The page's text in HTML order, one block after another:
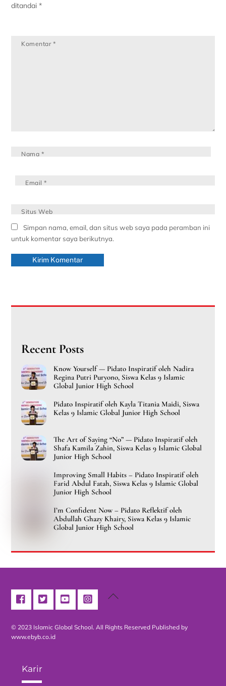
ditandai*
Komentar *
Nama *
Email*
Situs Web
Simpan nama, email, dan situs web saya pada peramban ini
untuk komentar saya berikutnya.
Recent Posts
Know Yourself — Pidato Inspiratif oleh Nadira
Regina Putri Puryono, Siswa Kelas 9 Islamic
Global Junior High School
Pidato Inspiratif oleh Kayla Titania Maidi, Siswa
Kelas 9 Islamic Global Junior High School
The Art of Saying “No” — Pidato Inspiratif oleh
Shafa Kamila Zahin, Siswa Kelas 9 Islamic Global
Junior High School
Improving Small Habits – Pidato Inspiratif oleh
Farid Abdul Fatah, Siswa Kelas 9 Islamic Global
Junior High School
I’m Confident Now – Pidato Reflektif oleh
Abdullah Ghazy Khairy, Siswa Kelas 9 Islamic
Global Junior High School
Back
© 2023 Islamic Global School. All Rights Reserved Published by
www.ebyb.co.id
Karir